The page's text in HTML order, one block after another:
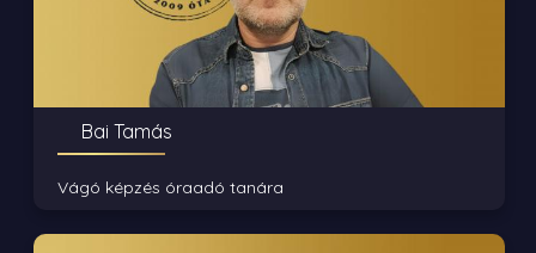
Bai Tamás
Vágó képzés óraadó tanára